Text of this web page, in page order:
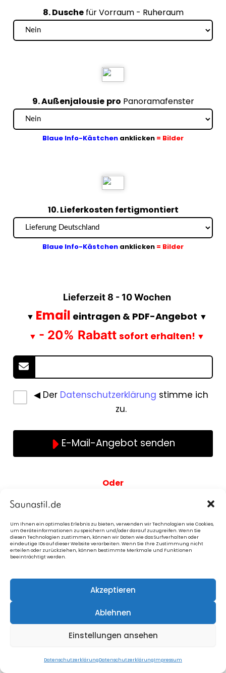
Um Ihnen ein optimales Erlebnis zu bieten, verwenden wir Technologien wie Cookies,
um Geräteinformationen zu speichern und/oder darauf zuzugreifen. Wenn Sie
diesen Technologien zustimmen, können wir Daten wie das Surfverhalten oder
eindeutige IDs auf dieser Website verarbeiten. Wenn Sie Ihre Zustimmung nicht
erteilen oder zurückziehen, können bestimmte Merkmale und Funktionen
beeinträchtigt werden.
Akzeptieren
Ablehnen
Einstellungen ansehen
DatenschutzerklärungDatenschutzerklärungImpressum
8. Duschefür Vorraum - Ruheraum
9. Außenjalousie pro Panoramafenster
Blaue Info-Kästchen anklicken = Bilder
10. Lieferkosten fertigmontiert
Blaue Info-Kästchen anklicken = Bilder
Lieferzeit 8 - 10 Wochen
▼ Email eintragen & PDF-Angebot ▼
▼ - 20% Rabatt sofort erhalten! ▼
◀ Der Datenschutzerklärung stimme ich
zu.
E-Mail-Angebot senden
Oder
Zum Kontaktformular